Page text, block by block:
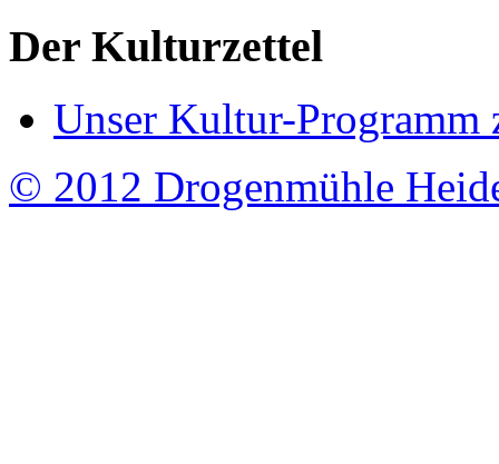
Der Kulturzettel
Unser Kultur-Programm
© 2012 Drogenmühle